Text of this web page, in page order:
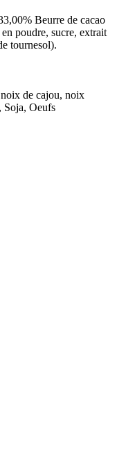
Beurre de cacao
poudre, sucre, extrait
tournesol).
de cajou, noix
Soja, Oeufs